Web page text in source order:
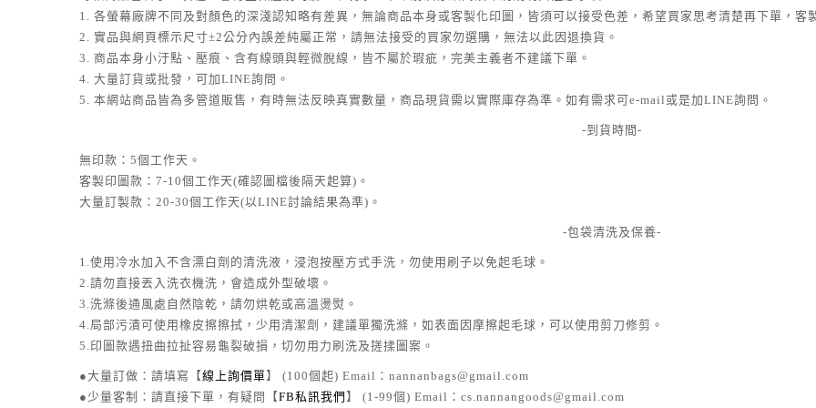
1. 各螢幕廠牌不同及對顏色的深淺認知略有差異，無論商品本身或客製化印圖，皆須可以接受色差，希望買家思考清楚再下單，客
2. 實品與網頁標示尺寸±2公分內誤差純屬正常，請無法接受的買家勿選購，無法以此因退換貨。
3. 商品本身小汙點、壓痕、含有線頭與輕微脫線，皆不屬於瑕疵，完美主義者不建議下單。
4. 大量訂貨或批發，可加LINE詢問。
5. 本網站商品皆為多管道販售，有時無法反映真實數量，商品現貨需以實際庫存為準。如有需求可e-mail或是加LINE詢問。
-到貨時間-
無印款：5個工作天。
客製印圖款：7-10個工作天(確認圖檔後隔天起算)。
大量訂製款：20-30個工作天(以LINE討論結果為準)。
-包袋清洗及保養-
1.使用冷水加入不含漂白劑的清洗液，浸泡按壓方式手洗，勿使用刷子以免起毛球。
2.請勿直接丟入洗衣機洗，會造成外型破壞。
3.洗滌後通風處自然陰乾，請勿烘乾或高溫燙熨。
4.局部污漬可使用橡皮擦擦拭，少用清潔劑，建議單獨洗滌，如表面因摩擦起毛球，可以使用剪刀修剪。
5.印圖款遇扭曲拉扯容易龜裂破損，切勿用力刷洗及搓揉圖案。
●大量訂做：請填寫【線上詢價單】 (100個起) Email：nannanbags@gmail.com
●少量客制：請直接下單，有疑問【FB私訊我們 】 (1-99個) Email：cs.nannangoods@gmail.com